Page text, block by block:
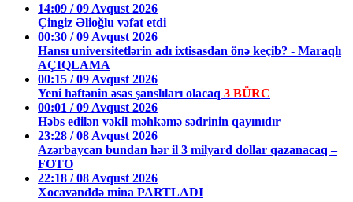
14:09 / 09 Avqust 2026
Çingiz Əlioğlu vəfat etdi
00:30 / 09 Avqust 2026
Hansı universitetlərin adı ixtisasdan önə keçib? - Maraqlı
AÇIQLAMA
00:15 / 09 Avqust 2026
Yeni həftənin əsas şanslıları olacaq 3 BÜRC
00:01 / 09 Avqust 2026
Həbs edilən vəkil məhkəmə sədrinin qayınıdır
23:28 / 08 Avqust 2026
Azərbaycan bundan hər il 3 milyard dollar qazanacaq –
FOTO
22:18 / 08 Avqust 2026
Xocavənddə mina PARTLADI